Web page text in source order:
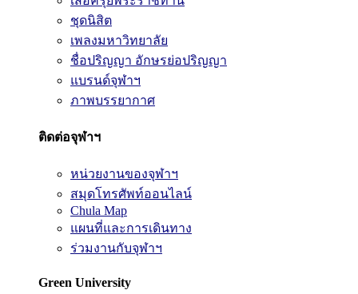
ชุดนิสิต
เพลงมหาวิทยาลัย
ชื่อปริญญา อักษรย่อปริญญา
แบรนด์จุฬาฯ
ภาพบรรยากาศ
ติดต่อจุฬาฯ
หน่วยงานของจุฬาฯ
สมุดโทรศัพท์ออนไลน์
Chula Map
แผนที่และการเดินทาง
ร่วมงานกับจุฬาฯ
Green University